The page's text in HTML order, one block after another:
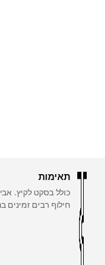
תאימות
כולל בסקט לקיץ.
חילוף רבים זמינים